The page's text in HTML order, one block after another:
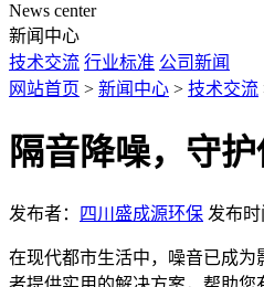
News center
新闻中心
技术交流 行业标准 公司新闻
网站首页 > 新闻中心 > 技术交流
隔音降噪，守
发布者： 四川盛成源环保 发布时
在现代都市生活中，噪音已成